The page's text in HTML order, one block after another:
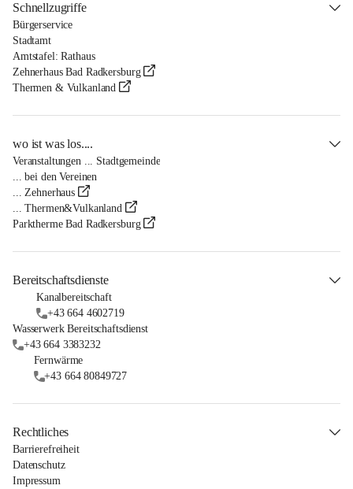
Schnellzugriffe
Bürgerservice
Stadtamt
Amtstafel: Rathaus
Zehnerhaus Bad Radkersburg
Thermen & Vulkanland
wo ist was los....
Veranstaltungen ... Stadtgemeinde
... bei den Vereinen
... Zehnerhaus
... Thermen&Vulkanland
Parktherme Bad Radkersburg
Bereitschaftsdienste
Kanalbereitschaft
+43 664 4602719
Wasserwerk Bereitschaftsdienst
+43 664 3383232
Fernwärme
+43 664 80849727
Rechtliches
Barrierefreiheit
Datenschutz
Impressum